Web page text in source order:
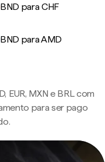
BND para CHF
BND para AMD
EUR, MXN e BRL com
para ser pago